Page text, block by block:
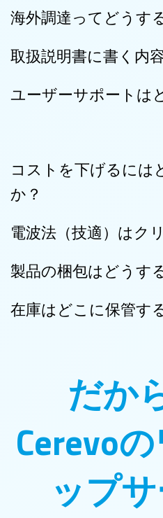
海外調達ってどうす
取扱説明書に書く内
ユーザーサポートは
コストを下げるには
か？
電波法（技適）はク
製品の梱包はどうす
在庫はどこに保管す
だか
Cerevo
ップ